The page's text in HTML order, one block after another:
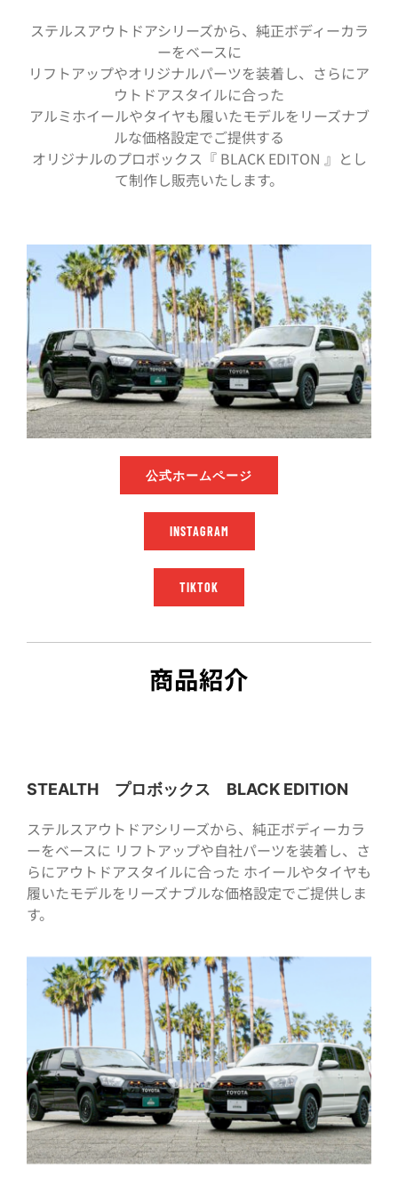
ステルスアウトドアシリーズから、純正ボディーカラ
ーをベースに
リフトアップやオリジナルパーツを装着し、さらにア
ウトドアスタイルに合った
アルミホイールやタイヤも履いたモデルをリーズナブ
ルな価格設定でご提供する
オリジナルのプロボックス『 BLACK EDITON 』とし
て制作し販売いたします。
公式ホームページ
INSTAGRAM
TIKTOK
商品紹介
STEALTH プロボックス BLACK EDITION
ステルスアウトドアシリーズから、純正ボディーカラ
ーをベースに リフトアップや自社パーツを装着し、さ
らにアウトドアスタイルに合った ホイールやタイヤも
履いたモデルをリーズナブルな価格設定でご提供しま
す。